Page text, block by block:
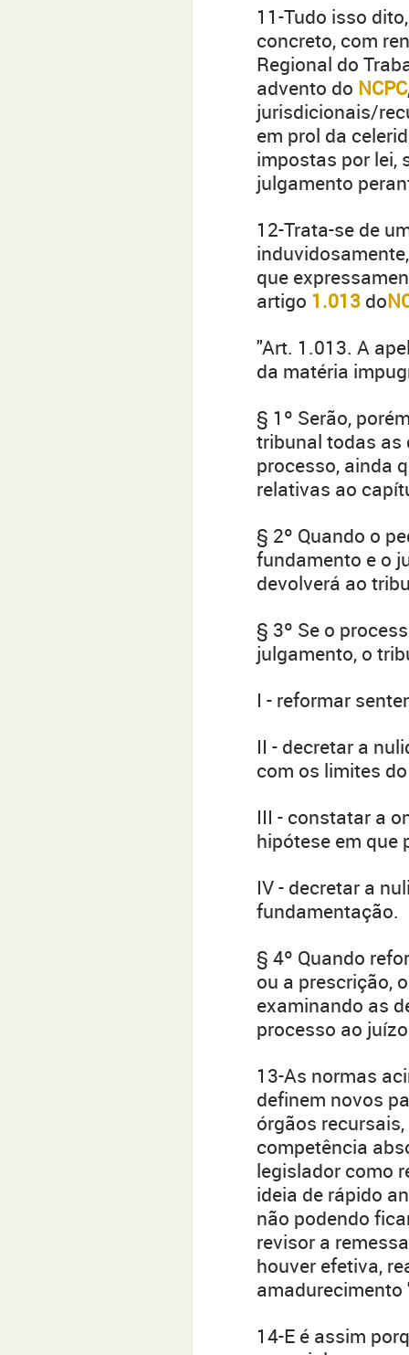
11-Tudo isso
concreto, com
Regional do
advento do NCPC
jurisdicionais/
em prol da
impostas por lei,
julgamento
12-Trata-se de
que
artigo 1.013 do
"Art. 1.013. A
da matéria
§ 1º Serão,
tribunal todas as
processo, ainda
relativas ao
§ 2º Quando o
fundamento e o
devolverá ao
§ 3º Se o
julgamento, o
I - reformar
II - decretar a
com os limites
III - constatar a
hipótese em que
IV - decretar a
fundamentação.
§ 4º Quando
ou a prescrição,
examinando as
processo ao
13-As normas
definem novos
órgãos
competência
legislador como
ideia de rápido
não podendo
revisor a
houver efetiva,
14-E é assim